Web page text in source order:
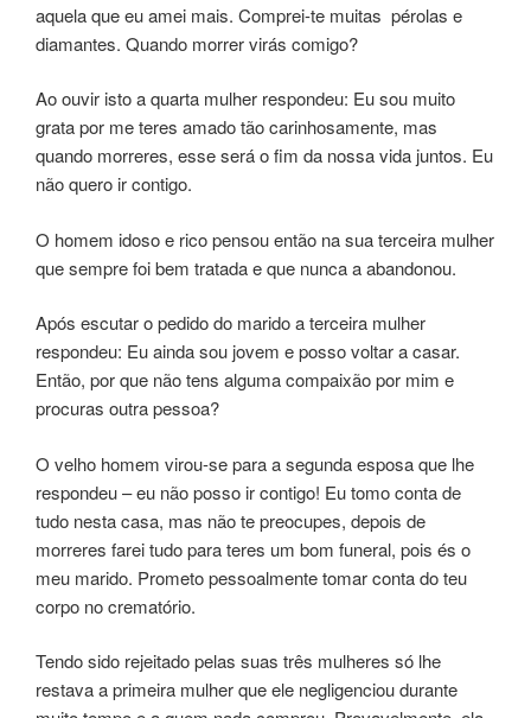
aquela que eu amei mais. Comprei-te muitas pérolas e
diamantes. Quando morrer virás comigo?
Ao ouvir isto a quarta mulher respondeu: Eu sou muito
grata por me teres amado tão carinhosamente, mas
quando morreres, esse será o fim da nossa vida juntos. Eu
não quero ir contigo.
O homem idoso e rico pensou então na sua terceira mulher
que sempre foi bem tratada e que nunca a abandonou.
Após escutar o pedido do marido a terceira mulher
respondeu: Eu ainda sou jovem e posso voltar a casar.
Então, por que não tens alguma compaixão por mim e
procuras outra pessoa?
O velho homem virou-se para a segunda esposa que lhe
respondeu – eu não posso ir contigo! Eu tomo conta de
tudo nesta casa, mas não te preocupes, depois de
morreres farei tudo para teres um bom funeral, pois és o
meu marido. Prometo pessoalmente tomar conta do teu
corpo no crematório.
Tendo sido rejeitado pelas suas três mulheres só lhe
restava a primeira mulher que ele negligenciou durante